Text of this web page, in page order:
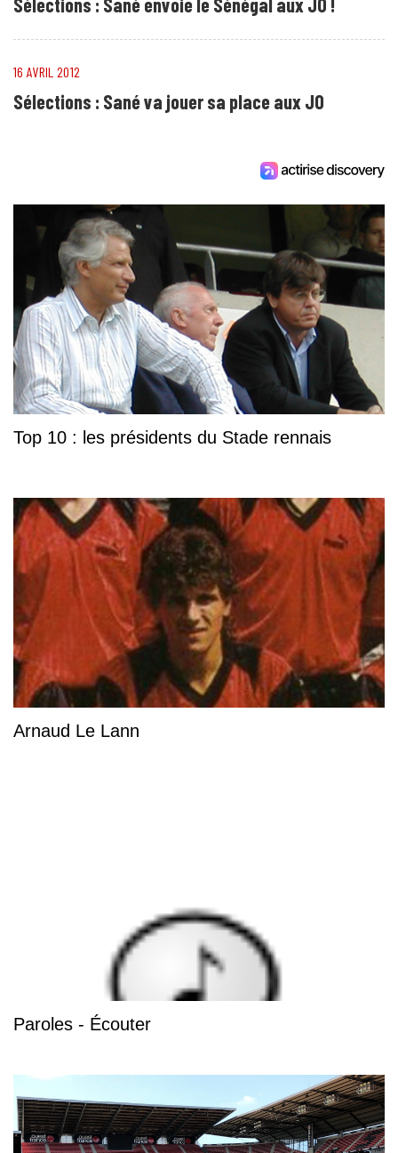
16 AVRIL 2012
Sélections : Sané va jouer sa place aux JO
Top 10 : les présidents du Stade rennais
Arnaud Le Lann
Paroles - Écouter